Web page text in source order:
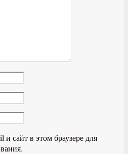
сайт в этом браузере для